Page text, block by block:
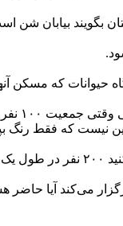
بگویند بیابان شن
حیوانات که مسکن
که فقط رنگ
این مراسم معمولا در مکان‌هایی برگزار
می‌کند آیا حاضر